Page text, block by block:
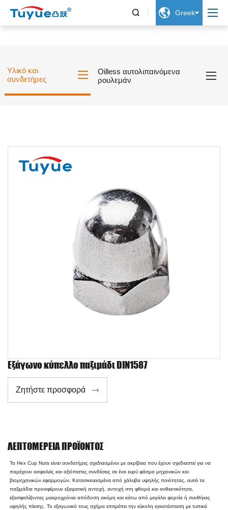
  Greek
Υλικό και
συνδετήρες
Oilless αυτολιπαινόμενα
ρουλεμάν
Εξάγωνο κύπελλο παξιμάδι DIN1587
Ζητήστε προσφορά 
ΛΕΠΤΟΜΈΡΕΙΑ ΠΡΟΪΌΝΤΟΣ
Τα Hex Cup Nuts είναι συνδετήρες σχεδιασμένοι με ακρίβεια που έχουν σχεδιαστεί για να
παρέχουν ασφαλείς και αξιόπιστες συνδέσεις σε ένα ευρύ φάσμα μηχανικών και
βιομηχανικών εφαρμογών. Κατασκευασμένα από χάλυβα υψηλής ποιότητας, αυτά τα
παξιμάδια προσφέρουν εξαιρετική αντοχή, αντοχή στη φθορά και ανθεκτικότητα,
εξασφαλίζοντας μακροχρόνια απόδοση ακόμη και κάτω από μεγάλα φορτία ή συνθήκες
υψηλής πίεσης. Το εξαγωνικό τους σχήμα επιτρέπει την εύκολη εγκατάσταση με τυπικά